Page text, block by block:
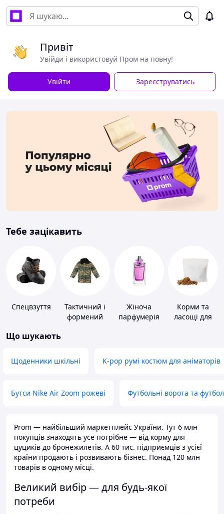
Привіт
Увійди і використовуй Пром на повну!
Увійти Зареєструватись
Тебе зацікавить
Спецвзуття
Тактичний і
формений
Жіноча
парфумерія
Корми та
ласощі для
Що шукають
Щоденники шкільні K-pop румі костюм для аніматорів
Бутси Nike Air Zoom рожеві Футбольні ворота та
Prom — найбільший маркетплейс України. Тут 6 млн
покупців знаходять усе потрібне — від корму для
цуциків до бронежилетів. А 60 тис. підприємців з усієї
країни продають і розвивають бізнес. Понад 120 млн
товарів в одному місці.
Великий вибір — для будь-якої
потреби